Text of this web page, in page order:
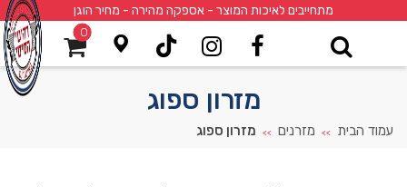
מתחייבים לאיכות המוצר - אספקה מהירה - מחיר הוגן
0
מזרון ספוג
עמוד הבית >> מזרנים >> מזרון ספוג